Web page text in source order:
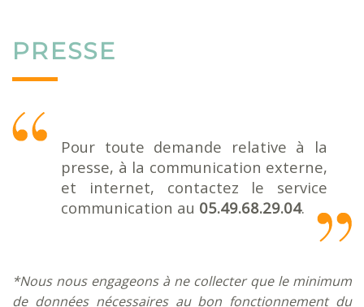
PRESSE
Pour toute demande relative à la
presse, à la communication externe,
et internet, contactez le service
communication au 05.49.68.29.04.
*Nous nous engageons à ne collecter que le minimum
de données nécessaires au bon fonctionnement du